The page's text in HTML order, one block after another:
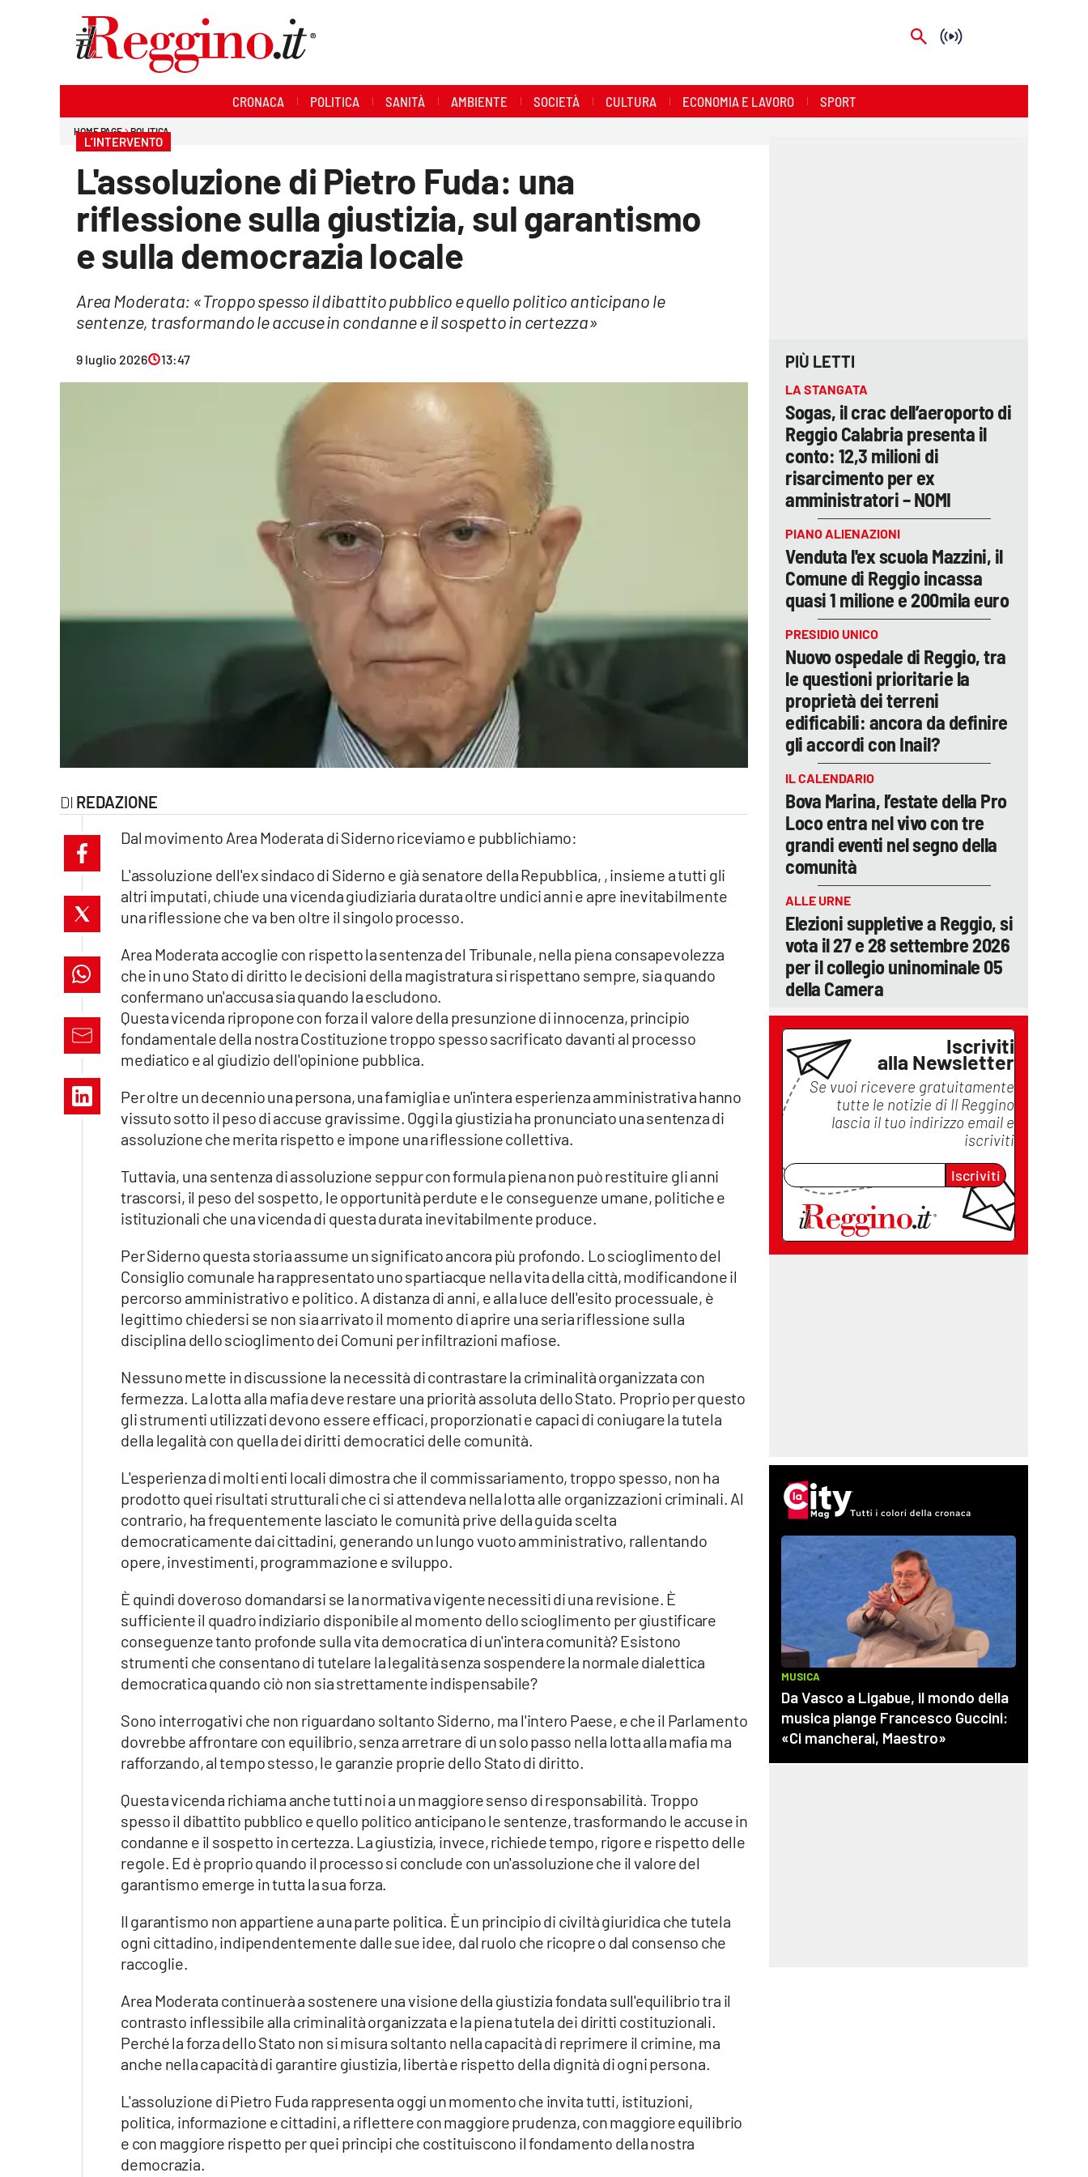
cosenzachannel.it
catanzarochannel.it
lacapitalenews.it
Vai
CRONACA POLITICA SANITÀ AMBIENTE SOCIETÀ CULTURA ECONOMIA E LAVORO SPORT
HOME PAGE POLITICA
L’INTERVENTO
L'assoluzione di Pietro Fuda: una
riflessione sulla giustizia, sul garantismo
e sulla democrazia locale
Area Moderata: «Troppo spesso il dibattito pubblico e quello politico anticipano le
sentenze, trasformando le accuse in condanne e il sospetto in certezza»
9 luglio 2026 13:47
REDAZIONE
Dal movimento Area Moderata di Siderno riceviamo e pubblichiamo:
L'assoluzione dell'ex sindaco di Siderno e già senatore della Repubblica, , insieme a tutti gli
altri imputati, chiude una vicenda giudiziaria durata oltre undici anni e apre inevitabilmente
una riflessione che va ben oltre il singolo processo.
Area Moderata accoglie con rispetto la sentenza del Tribunale, nella piena consapevolezza
che in uno Stato di diritto le decisioni della magistratura si rispettano sempre, sia quando
confermano un'accusa sia quando la escludono.
Questa vicenda ripropone con forza il valore della presunzione di innocenza, principio
fondamentale della nostra Costituzione troppo spesso sacrificato davanti al processo
mediatico e al giudizio dell'opinione pubblica.
Per oltre un decennio una persona, una famiglia e un'intera esperienza amministrativa hanno
vissuto sotto il peso di accuse gravissime. Oggi la giustizia ha pronunciato una sentenza di
assoluzione che merita rispetto e impone una riflessione collettiva.
Tuttavia, una sentenza di assoluzione seppur con formula piena non può restituire gli anni
trascorsi, il peso del sospetto, le opportunità perdute e le conseguenze umane, politiche e
istituzionali che una vicenda di questa durata inevitabilmente produce.
Per Siderno questa storia assume un significato ancora più profondo. Lo scioglimento del
Consiglio comunale ha rappresentato uno spartiacque nella vita della città, modificandone il
percorso amministrativo e politico. A distanza di anni, e alla luce dell'esito processuale, è
legittimo chiedersi se non sia arrivato il momento di aprire una seria riflessione sulla
disciplina dello scioglimento dei Comuni per infiltrazioni mafiose.
Nessuno mette in discussione la necessità di contrastare la criminalità organizzata con
fermezza. La lotta alla mafia deve restare una priorità assoluta dello Stato. Proprio per questo
gli strumenti utilizzati devono essere efficaci, proporzionati e capaci di coniugare la tutela
della legalità con quella dei diritti democratici delle comunità.
L'esperienza di molti enti locali dimostra che il commissariamento, troppo spesso, non ha
prodotto quei risultati strutturali che ci si attendeva nella lotta alle organizzazioni criminali. Al
contrario, ha frequentemente lasciato le comunità prive della guida scelta
democraticamente dai cittadini, generando un lungo vuoto amministrativo, rallentando
opere, investimenti, programmazione e sviluppo.
È quindi doveroso domandarsi se la normativa vigente necessiti di una revisione. È
sufficiente il quadro indiziario disponibile al momento dello scioglimento per giustificare
conseguenze tanto profonde sulla vita democratica di un'intera comunità? Esistono
strumenti che consentano di tutelare la legalità senza sospendere la normale dialettica
democratica quando ciò non sia strettamente indispensabile?
Sono interrogativi che non riguardano soltanto Siderno, ma l'intero Paese, e che il Parlamento
dovrebbe affrontare con equilibrio, senza arretrare di un solo passo nella lotta alla mafia ma
rafforzando, al tempo stesso, le garanzie proprie dello Stato di diritto.
Questa vicenda richiama anche tutti noi a un maggiore senso di responsabilità. Troppo
spesso il dibattito pubblico e quello politico anticipano le sentenze, trasformando le accuse in
condanne e il sospetto in certezza. La giustizia, invece, richiede tempo, rigore e rispetto delle
regole. Ed è proprio quando il processo si conclude con un'assoluzione che il valore del
garantismo emerge in tutta la sua forza.
Il garantismo non appartiene a una parte politica. È un principio di civiltà giuridica che tutela
ogni cittadino, indipendentemente dalle sue idee, dal ruolo che ricopre o dal consenso che
raccoglie.
Area Moderata continuerà a sostenere una visione della giustizia fondata sull'equilibrio tra il
contrasto inflessibile alla criminalità organizzata e la piena tutela dei diritti costituzionali.
Perché la forza dello Stato non si misura soltanto nella capacità di reprimere il crimine, ma
anche nella capacità di garantire giustizia, libertà e rispetto della dignità di ogni persona.
L'assoluzione di Pietro Fuda rappresenta oggi un momento che invita tutti, istituzioni,
politica, informazione e cittadini, a riflettere con maggiore prudenza, con maggiore equilibrio
e con maggiore rispetto per quei principi che costituiscono il fondamento della nostra
democrazia.
PIÙ LETTI
LA STANGATA
Sogas, il crac dell’aeroporto di
Reggio Calabria presenta il
conto: 12,3 milioni di
risarcimento per ex
amministratori – NOMI
PIANO ALIENAZIONI
Venduta l'ex scuola Mazzini, il
Comune di Reggio incassa
quasi 1 milione e 200mila euro
PRESIDIO UNICO
Nuovo ospedale di Reggio, tra
le questioni prioritarie la
proprietà dei terreni
edificabili: ancora da definire
gli accordi con Inail?
IL CALENDARIO
Bova Marina, l’estate della Pro
Loco entra nel vivo con tre
grandi eventi nel segno della
comunità
ALLE URNE
Elezioni suppletive a Reggio, si
vota il 27 e 28 settembre 2026
per il collegio uninominale 05
della Camera
Iscriviti
alla Newsletter
Se vuoi ricevere gratuitamente
tutte le notizie di Il Reggino
lascia il tuo indirizzo email e
iscriviti
Iscriviti